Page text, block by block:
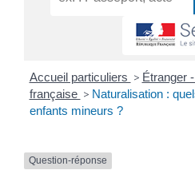
Accueil particuliers > Étranger
française > Naturalisation :
enfants mineurs ?
Question-réponse